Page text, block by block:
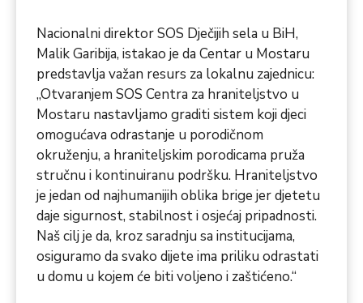
Nacionalni direktor SOS Dječijih sela u BiH,
Malik Garibija, istakao je da Centar u Mostaru
predstavlja važan resurs za lokalnu zajednicu:
„Otvaranjem SOS Centra za hraniteljstvo u
Mostaru nastavljamo graditi sistem koji djeci
omogućava odrastanje u porodičnom
okruženju, a hraniteljskim porodicama pruža
stručnu i kontinuiranu podršku. Hraniteljstvo
je jedan od najhumanijih oblika brige jer djetetu
daje sigurnost, stabilnost i osjećaj pripadnosti.
Naš cilj je da, kroz saradnju sa institucijama,
osiguramo da svako dijete ima priliku odrastati
u domu u kojem će biti voljeno i zaštićeno.“